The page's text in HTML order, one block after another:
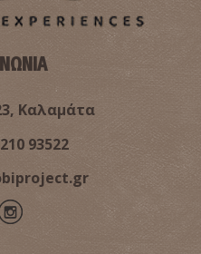
Καλαμάτα
93522